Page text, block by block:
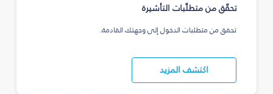
تحقّق من متطلّبات التأشيرة
تحقق من متطلبات الدخول إلى وجهتك القادمة.
اكتشف المزيد